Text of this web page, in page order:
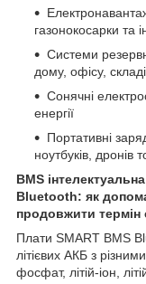
газонокосарки та
Системи
дому, офісу,
Сонячні
енергії
Портативні
ноутбуків, дронів
BMS
Bluetooth: як
продовжити термін
Плати SMART BMS
літієвих АКБ з
фосфат, літій-іон,